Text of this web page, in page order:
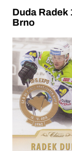
Duda Radek
Brno